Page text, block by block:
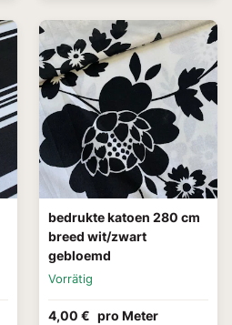
bedrukte katoen 280 cm
breed wit/zwart
gebloemd
Vorrätig
4,00 € pro Meter